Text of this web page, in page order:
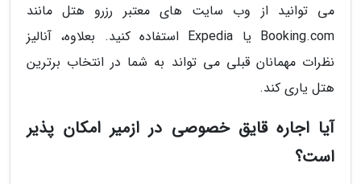
می توانید از وب سایت های معتبر رزرو هتل مانند
Booking.com یا Expedia استفاده کنید. بعلاوه، آنالیز
نظرات مهمانان قبلی می تواند به شما در انتخاب برترین
هتل یاری کند.
آیا اجاره قایق خصوصی در ازمیر امکان پذیر
است؟